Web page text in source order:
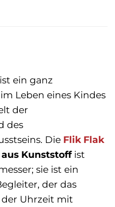
ist ein ganz
Leben eines Kindes
der
des
Die Flik Flak
aus Kunststoffist
sie ist ein
der das
Uhrzeit mit